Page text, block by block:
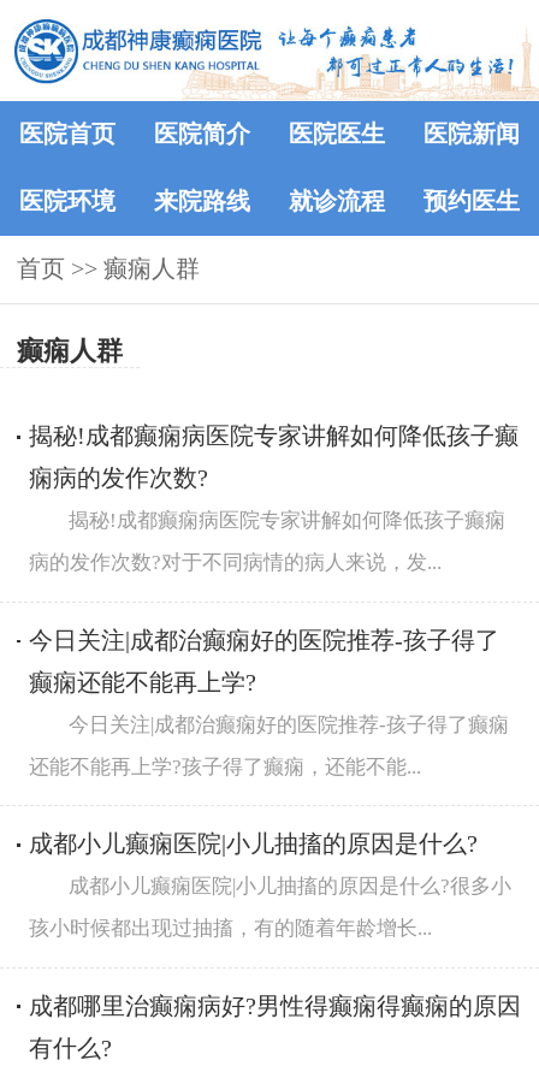
医院首页 医院简介 医院医生 医院新闻
医院环境 来院路线 就诊流程 预约医生
首页 >> 癫痫人群
癫痫人群
揭秘!成都癫痫病医院专家讲解如何降低孩子癫
痫病的发作次数?
揭秘!成都癫痫病医院专家讲解如何降低孩子癫痫
病的发作次数?对于不同病情的病人来说，发...
今日关注|成都治癫痫好的医院推荐-孩子得了
癫痫还能不能再上学?
今日关注|成都治癫痫好的医院推荐-孩子得了癫痫
还能不能再上学?孩子得了癫痫，还能不能...
成都小儿癫痫医院|小儿抽搐的原因是什么?
成都小儿癫痫医院|小儿抽搐的原因是什么?很多小
孩小时候都出现过抽搐，有的随着年龄增长...
成都哪里治癫痫病好?男性得癫痫得癫痫的原因
有什么?